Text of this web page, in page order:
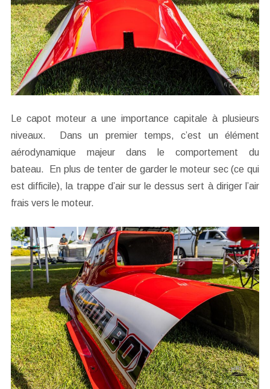
Le capot moteur a une importance capitale à plusieurs
niveaux. Dans un premier temps, c’est un élément
aérodynamique majeur dans le comportement du
bateau. En plus de tenter de garder le moteur sec (ce qui
est difficile), la trappe d’air sur le dessus sert à diriger l’air
frais vers le moteur.